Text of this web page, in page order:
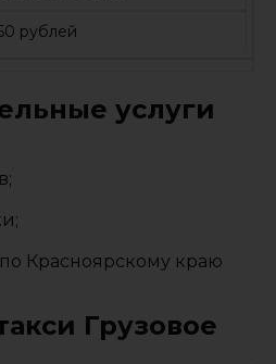
рублей
услуги
Красноярскому краю
Грузовое